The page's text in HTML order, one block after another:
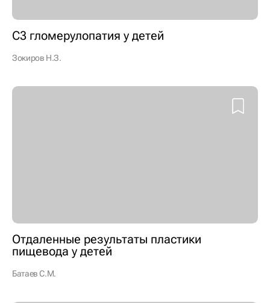
С3 гломерулопатия у детей
Зокиров Н.З.
Отдаленные результаты пластики
пищевода у детей
Батаев С.М.